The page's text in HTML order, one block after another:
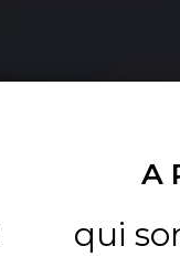
A
qui